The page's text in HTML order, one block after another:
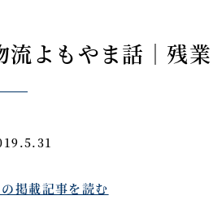
流よもやま話｜残
の掲載記事を読む